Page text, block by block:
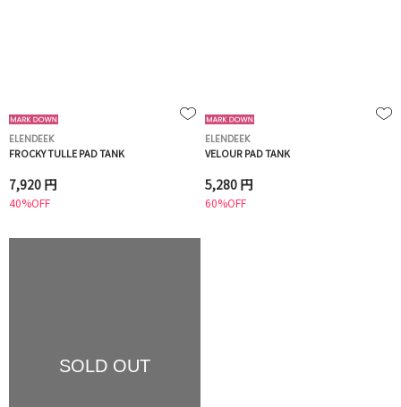
ELENDEEK
FROCKY TULLE PAD TANK
7,920 円
40%OFF
ELENDEEK
VELOUR PAD TANK
5,280 円
60%OFF
SOLD OUT